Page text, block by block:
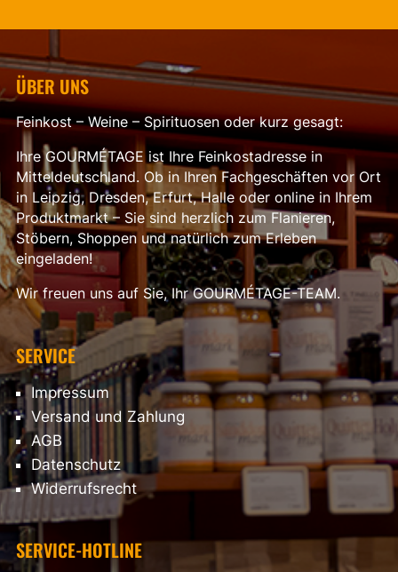
ÜBER UNS
Feinkost – Weine – Spirituosen oder kurz gesagt:
Ihre GOURMÉTAGE ist Ihre Feinkostadresse in
Mitteldeutschland. Ob in Ihren Fachgeschäften vor Ort
in Leipzig, Dresden, Erfurt, Halle oder online in Ihrem
Produktmarkt – Sie sind herzlich zum Flanieren,
Stöbern, Shoppen und natürlich zum Erleben
eingeladen!
Wir freuen uns auf Sie, Ihr GOURMÉTAGE-TEAM.
SERVICE
Impressum
Versand und Zahlung
AGB
Datenschutz
Widerrufsrecht
SERVICE-HOTLINE